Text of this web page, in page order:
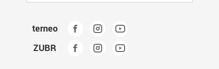
terneo
ZUBR